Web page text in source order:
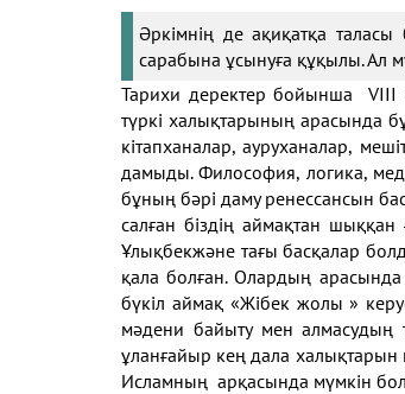
Әркімнің де ақиқатқа
сарабына ұсынуға құқылы. Ал
Тарихи деректер бойынша VIII
түркі халықтарының арасында
кітапханалар, ауруханалар,
дамыды. Философия, логика,
бұның бәрі даму ренессансын
салған біздің аймақтан
Ұлықбекжәне тағы басқалар
қала болған. Олардың
бүкіл аймақ «Жібек жолы »
мәдени байыту мен алмасудың
ұланғайыр кең дала
Исламның арқасында мүмкін